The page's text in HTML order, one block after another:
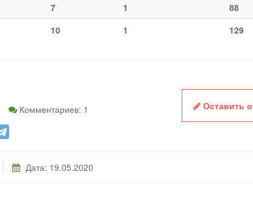
7 1
88
10 1 129
Комментариев: 1 Оставить
Дата: 19.05.2020